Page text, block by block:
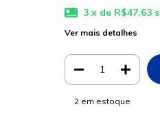
3 x de R$47,63
Ver mais detalhes
2 em estoque